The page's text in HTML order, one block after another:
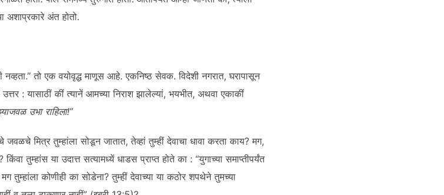
अशाप्रकारे अंत होतो.
तो एक वयोवृद्ध माणूस आहे. एकनिष्ठ सेवक. विदेशी नगरात, घरापासून
: यासाठीं कीं त्यानें आमच्या निराश झालेल्यां, भयभीत, अथवा एकाकीं
उभा राहिला!”
जवळचे मित्र तुम्हांला सोडून जातात, तेव्हां तुम्हीं देवाचा धावा करता काय? मग,
तुम्हांस या उदात्त सत्यामध्यें धाडस प्राप्त होते का : “युगाच्या समाप्तीपर्यंत
तुम्हांला कोणीही का सोडेना? तुम्हीं देवाच्या या कठोर शपथेने तुमच्या